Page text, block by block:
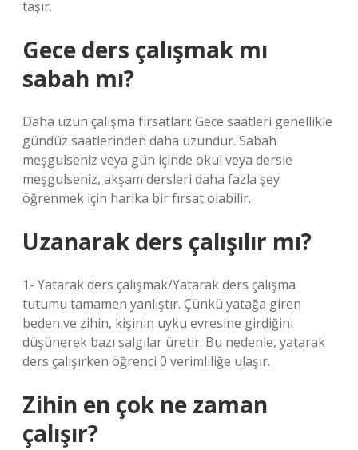
taşır.
Gece ders çalışmak mı
sabah mı?
Daha uzun çalışma fırsatları: Gece saatleri genellikle
gündüz saatlerinden daha uzundur. Sabah
meşgulseniz veya gün içinde okul veya dersle
meşgulseniz, akşam dersleri daha fazla şey
öğrenmek için harika bir fırsat olabilir.
Uzanarak ders çalışılır mı?
1- Yatarak ders çalışmak/Yatarak ders çalışma
tutumu tamamen yanlıştır. Çünkü yatağa giren
beden ve zihin, kişinin uyku evresine girdiğini
düşünerek bazı salgılar üretir. Bu nedenle, yatarak
ders çalışırken öğrenci 0 verimliliğe ulaşır.
Zihin en çok ne zaman
çalışır?